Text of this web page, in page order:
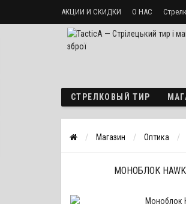
АКЦИИ И СКИДКИ О НАС
Доставка и оплата Политика
СТРЕЛКОВЫЙ ТИР
Магазин Оптика
МОНОБЛОК